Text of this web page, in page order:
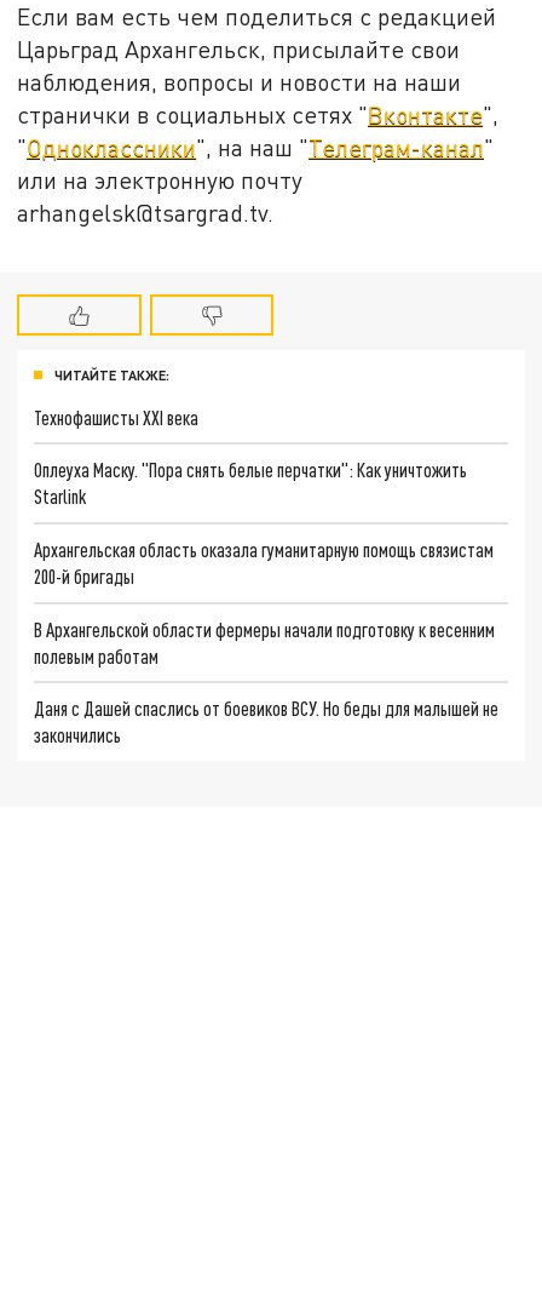
Если вам есть чем поделиться с редакцией
Царьград Архангельск, присылайте свои
наблюдения, вопросы и новости на наши
странички в социальных сетях "Вконтакте",
"Одноклассники", на наш "Телеграм-канал"
или на электронную почту
arhangelsk@tsargrad.tv.
ЧИТАЙТЕ ТАКЖЕ:
Технофашисты XXI века
Оплеуха Маску. "Пора снять белые перчатки": Как уничтожить
Starlink
Архангельская область оказала гуманитарную помощь связистам
200-й бригады
В Архангельской области фермеры начали подготовку к весенним
полевым работам
Даня с Дашей спаслись от боевиков ВСУ. Но беды для малышей не
закончились